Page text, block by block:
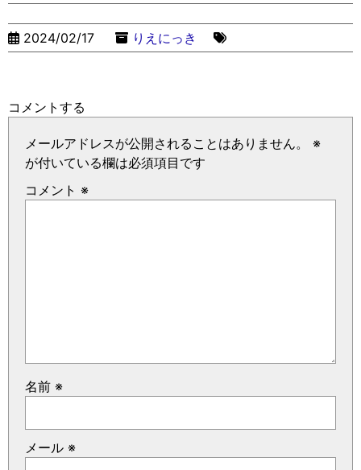
2024/02/17 りえにっき
コメントする
メールアドレスが公開されることはありません。
※
が付いている欄は必須項目です
コメント ※
名前 ※
メール ※